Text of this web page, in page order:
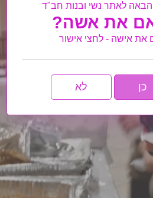
הבאה לאתר נשי ובנות חב"ד
את אשה?
את אישה - לחצי אישור
כן לא